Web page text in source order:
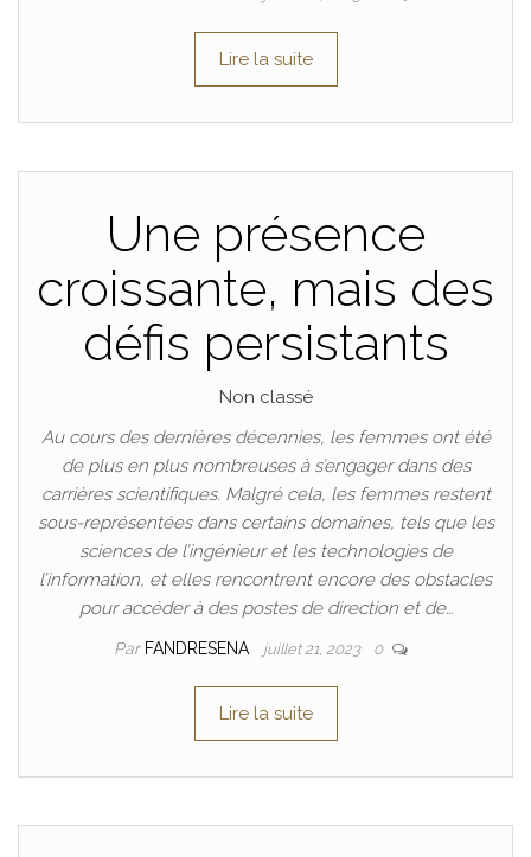
Lire la suite
Une présence
croissante, mais des
défis persistants
Non classé
Au cours des dernières décennies, les femmes ont été
de plus en plus nombreuses à s’engager dans des
carrières scientifiques. Malgré cela, les femmes restent
sous-représentées dans certains domaines, tels que les
sciences de l’ingénieur et les technologies de
l’information, et elles rencontrent encore des obstacles
pour accéder à des postes de direction et de…
Par FANDRESENA juillet 21, 2023 0
Lire la suite